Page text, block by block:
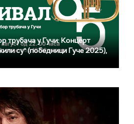
трубача у Гучи: Концерт
су" (победници Гуче 2025),